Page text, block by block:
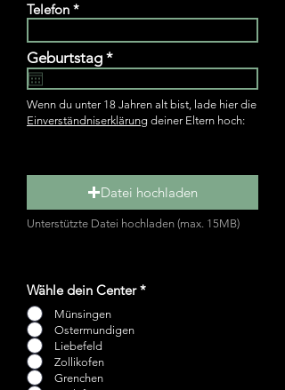
Telefon
Geburtstag *r
e
q
u
i
Wenn du unter 18 Jahren alt bist, lade hier die
Einverständniserklärung deiner Eltern hoch:
Datei hochladen
Unterstützte Datei hochladen (max. 15MB)
Wähle dein Center *
Münsingen
Ostermundigen
Liebefeld
Zollikofen
Grenchen